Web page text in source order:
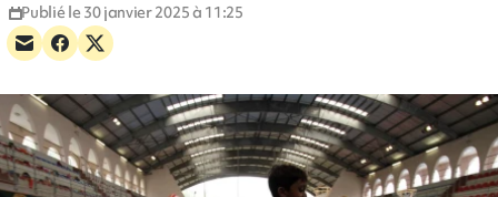
Publié le 30 janvier 2025 à 11:25